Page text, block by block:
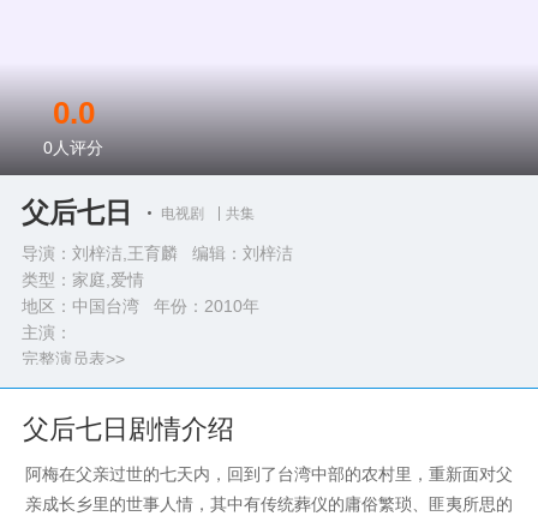
父后七日 电视剧 共集
导演：刘梓洁,王育麟 编辑：刘梓洁
类型： 家庭,爱情
地区：中国台湾 年份： 2010年
主演：
完整演员表>>
0.0
0人评分
父后七日剧情介绍
阿梅在父亲过世的七天内，回到了台湾中部的农村里，重新面对父
亲成长乡里的世事人情，其中有传统葬仪的庸俗繁琐、匪夷所思的